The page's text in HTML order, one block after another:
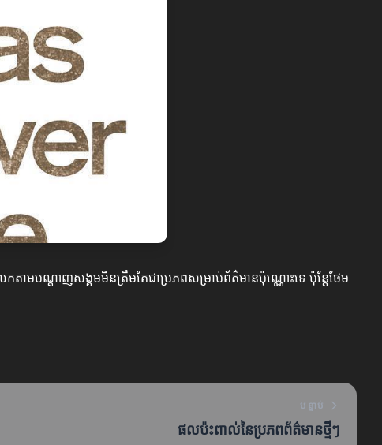
កតាមបណ្តាញសង្គមមិនត្រឹមតែជាប្រភពសម្រាប់ព័ត៌មានប៉ុណ្ណោះទេ ប៉ុន្តែថែម
បន្ទាប់
ផលប៉ះពាល់នៃប្រភពព័ត៌មានថ្មីៗ